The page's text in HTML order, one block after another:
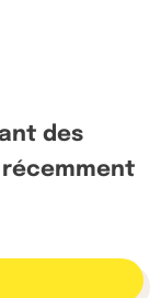
des
récemment